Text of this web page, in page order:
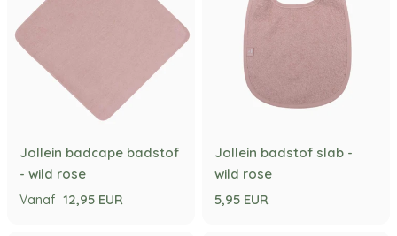
Jollein badcape badstof
- wild rose
Vanaf 12,95 EUR
Jollein badstof slab -
wild rose
5,95 EUR